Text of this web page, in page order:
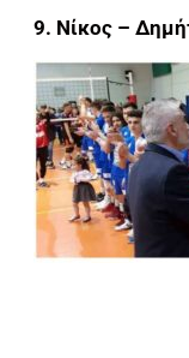
9. Νίκος –